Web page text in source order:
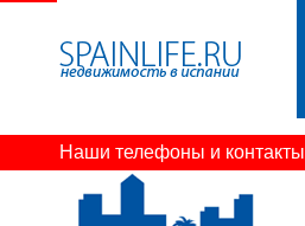
Наши телефоны и контакты